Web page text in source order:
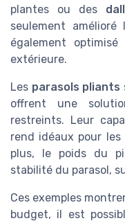
plantes ou des
seulement
également
extérieure.
Les parasols pliants
offrent une
restreints. Leur
rend idéaux pour
plus, le poids du
stabilité du parasol,
Ces exemples
budget, il est